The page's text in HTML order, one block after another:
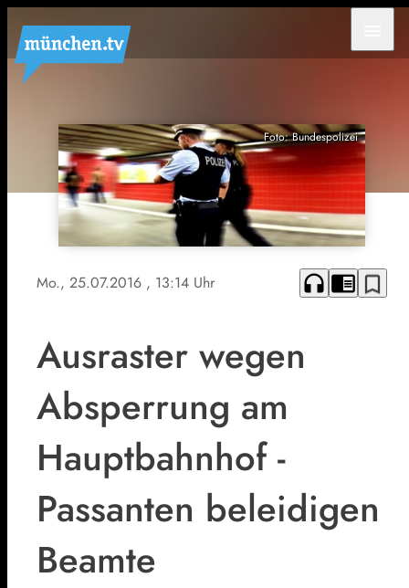
Foto: Bundespolizei
Mo., 25.07.2016 , 13:14 Uhr headphones chrome_reader_mode bookmark_border
Ausraster wegen
Absperrung am
Hauptbahnhof -
Passanten beleidigen
Beamte